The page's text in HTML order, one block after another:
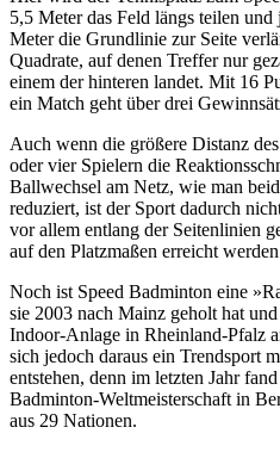
5,5 Meter das Feld längs teilen
Meter die Grundlinie zur Seite
Quadrate, auf denen Treffer nur
einem der hinteren landet. Mit 16
ein Match geht über drei
Auch wenn die größere Distanz
oder vier Spielern die
Ballwechsel am Netz, wie man
reduziert, ist der Sport dadurch
vor allem entlang der Seitenlinien
auf den Platzmaßen erreicht
Noch ist Speed Badminton eine
sie 2003 nach Mainz geholt hat
Indoor-Anlage in Rheinland-Pfalz
sich jedoch daraus ein Trendsport
entstehen, denn im letzten Jahr
Badminton-Weltmeisterschaft in
aus 29 Nationen.